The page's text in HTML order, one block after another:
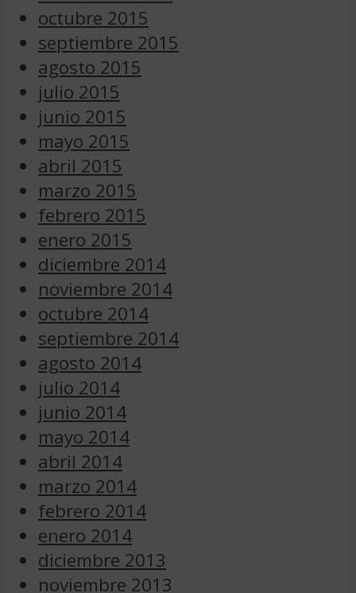
octubre 2015
septiembre 2015
agosto 2015
julio 2015
junio 2015
mayo 2015
abril 2015
marzo 2015
febrero 2015
enero 2015
diciembre 2014
noviembre 2014
octubre 2014
septiembre 2014
agosto 2014
julio 2014
junio 2014
mayo 2014
abril 2014
marzo 2014
febrero 2014
enero 2014
diciembre 2013
noviembre 2013